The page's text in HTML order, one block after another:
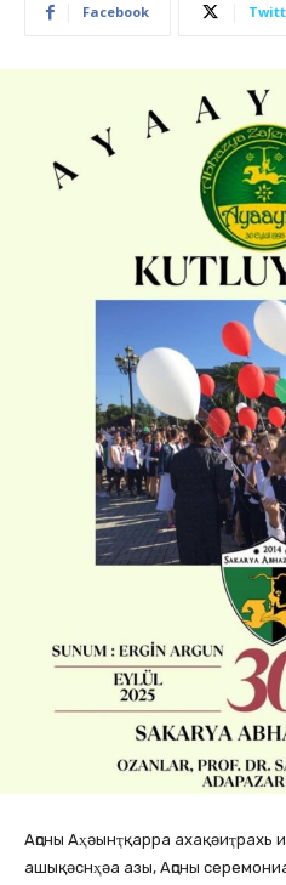
Facebook
Аԥсны Аҳәынҭқарра ахақәиҭрахь
ашықәснҳәа азы, Аԥсны